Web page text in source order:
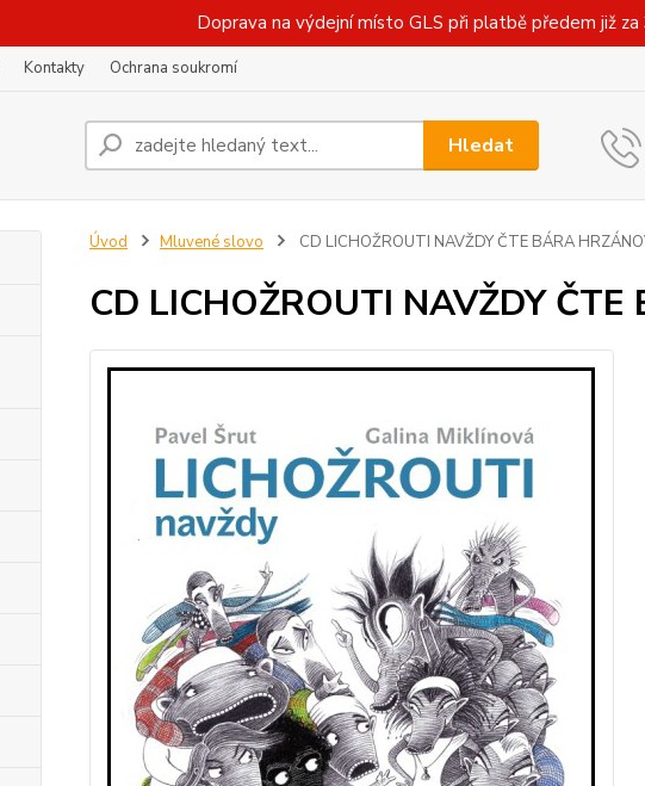
Doprava na výdejní místo GLS při platbě předem již za
Kontakty Ochrana soukromí
Hledat
Úvod Mluvené slovo CD LICHOŽROUTI NAVŽDY ČTE BÁRA
CD LICHOŽROUTI NAVŽDY